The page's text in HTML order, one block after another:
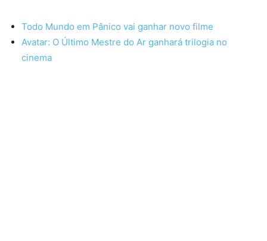
Todo Mundo em Pânico vai ganhar novo filme
Avatar: O Último Mestre do Ar ganhará trilogia no
cinema